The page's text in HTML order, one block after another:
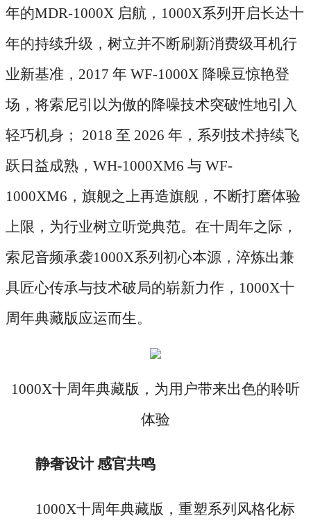
年的MDR-1000X 启航，1000X系列开启长达十
年的持续升级，树立并不断刷新消费级耳机行
业新基准，2017 年 WF-1000X 降噪豆惊艳登
场，将索尼引以为傲的降噪技术突破性地引入
轻巧机身； 2018 至 2026 年，系列技术持续飞
跃日益成熟，WH-1000XM6 与 WF-
1000XM6，旗舰之上再造旗舰，不断打磨体验
上限，为行业树立听觉典范。在十周年之际，
索尼音频承袭1000X系列初心本源，淬炼出兼
具匠心传承与技术破局的崭新力作，1000X十
周年典藏版应运而生。
1000X十周年典藏版，为用户带来出色的聆听
体验
静奢设计 感官共鸣
1000X十周年典藏版，重塑系列风格化标